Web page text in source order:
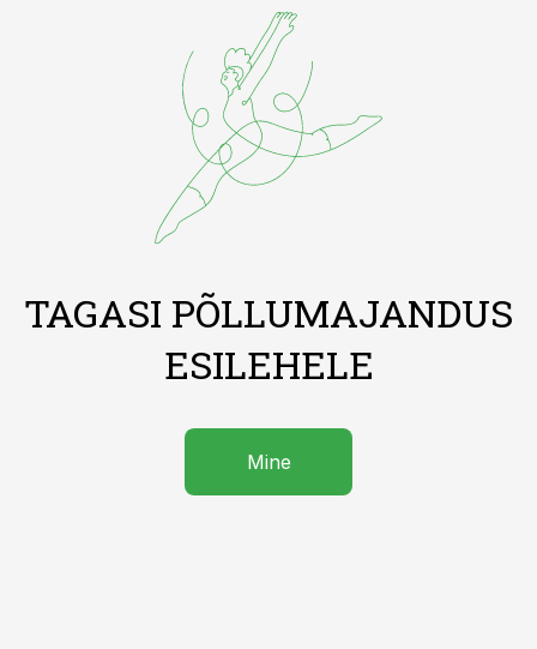
TAGASI PÕLLUMAJANDUS
ESILEHELE
Mine